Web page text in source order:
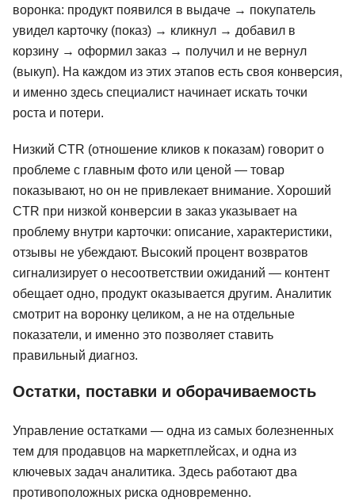
воронка: продукт появился в выдаче → покупатель
увидел карточку (показ) → кликнул → добавил в
корзину → оформил заказ → получил и не вернул
(выкуп). На каждом из этих этапов есть своя конверсия,
и именно здесь специалист начинает искать точки
роста и потери.
Низкий CTR (отношение кликов к показам) говорит о
проблеме с главным фото или ценой — товар
показывают, но он не привлекает внимание. Хороший
CTR при низкой конверсии в заказ указывает на
проблему внутри карточки: описание, характеристики,
отзывы не убеждают. Высокий процент возвратов
сигнализирует о несоответствии ожиданий — контент
обещает одно, продукт оказывается другим. Аналитик
смотрит на воронку целиком, а не на отдельные
показатели, и именно это позволяет ставить
правильный диагноз.
Остатки, поставки и оборачиваемость
Управление остатками — одна из самых болезненных
тем для продавцов на маркетплейсах, и одна из
ключевых задач аналитика. Здесь работают два
противоположных риска одновременно.